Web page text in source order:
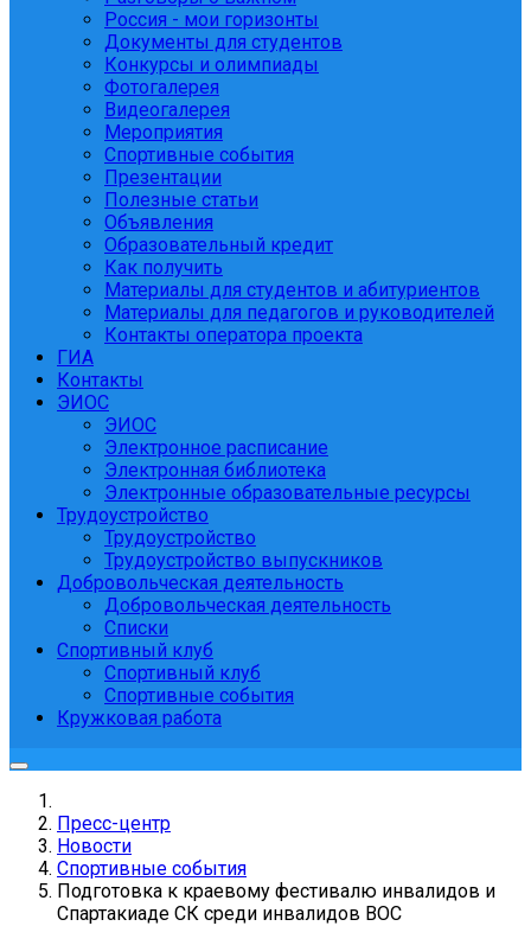
Россия - мои горизонты
Документы для студентов
Конкурсы и олимпиады
Фотогалерея
Видеогалерея
Мероприятия
Спортивные события
Презентации
Полезные статьи
Объявления
Образовательный кредит
Как получить
Материалы для студентов и абитуриентов
Материалы для педагогов и руководителей
Контакты оператора проекта
ГИА
Контакты
ЭИОС
ЭИОС
Электронное расписание
Электронная библиотека
Электронные образовательные ресурсы
Трудоустройство
Трудоустройство
Трудоустройство выпускников
Добровольческая деятельность
Добровольческая деятельность
Списки
Спортивный клуб
Спортивный клуб
Спортивные события
Кружковая работа
Пресс-центр
Новости
Спортивные события
Подготовка к краевому фестивалю инвалидов и
Спартакиаде СК среди инвалидов ВОС